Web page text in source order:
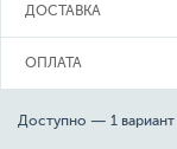
ДОСТАВКА
ОПЛАТА
Доступно — 1 вариант